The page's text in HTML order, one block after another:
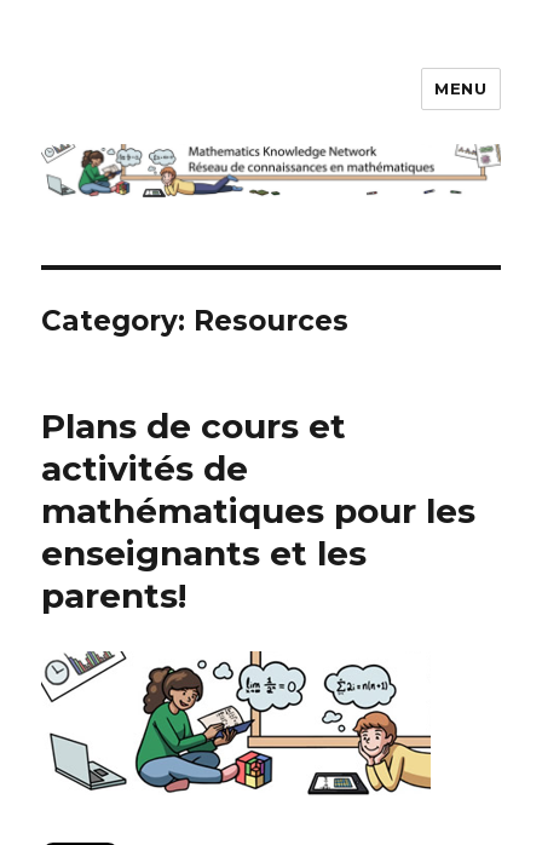
Réseau de connaissances en
mathématiques
MENU
Category: Resources
Plans de cours et
activités de
mathématiques pour les
enseignants et les
parents!